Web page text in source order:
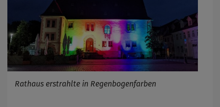
Rathaus erstrahlte in Regenbogenfarben